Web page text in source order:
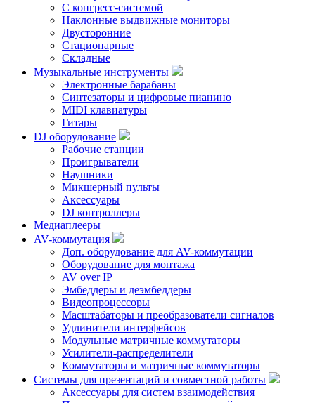
С конгресс-системой
Наклонные выдвижные мониторы
Двусторонние
Стационарные
Складные
Музыкальные инструменты
Электронные барабаны
Синтезаторы и цифровые пианино
MIDI клавиатуры
Гитары
DJ оборудование
Рабочие станции
Проигрыватели
Наушники
Микшерный пульты
Аксессуары
DJ контроллеры
Медиаплееры
AV-коммутация
Доп. оборудование для AV-коммутации
Оборудование для монтажа
AV over IP
Эмбеддеры и деэмбеддеры
Видеопроцессоры
Масштабаторы и преобразователи сигналов
Удлинители интерфейсов
Модульные матричные коммутаторы
Усилители-распределители
Коммутаторы и матричные коммутаторы
Системы для презентаций и совместной работы
Аксессуары для систем взаимодействия